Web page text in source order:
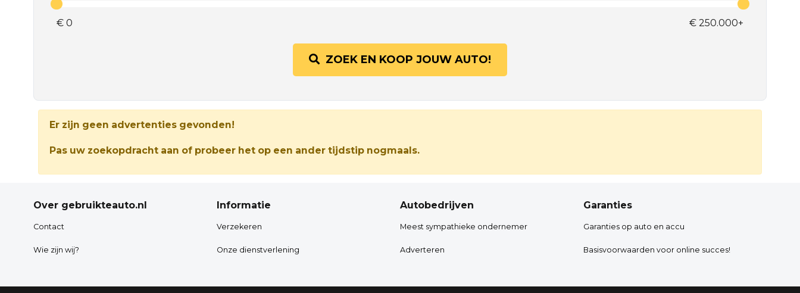
€ 0 € 250.000+
ZOEK EN KOOP JOUW AUTO!
Er zijn geen advertenties gevonden!
Pas uw zoekopdracht aan of probeer het op een ander tijdstip nogmaals.
Over gebruikteauto.nl
Contact
Wie zijn wij?
Informatie
Verzekeren
Onze dienstverlening
Autobedrijven
Meest sympathieke ondernemer
Adverteren
Garanties
Garanties op auto en accu
Basisvoorwaarden voor online succes!